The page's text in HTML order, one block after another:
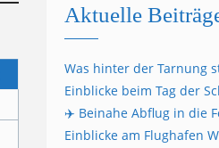
Aktuelle
Was hinter der Tarnung
Einblicke beim Tag der
✈️ Beinahe Abflug in die
Einblicke am Flughafen